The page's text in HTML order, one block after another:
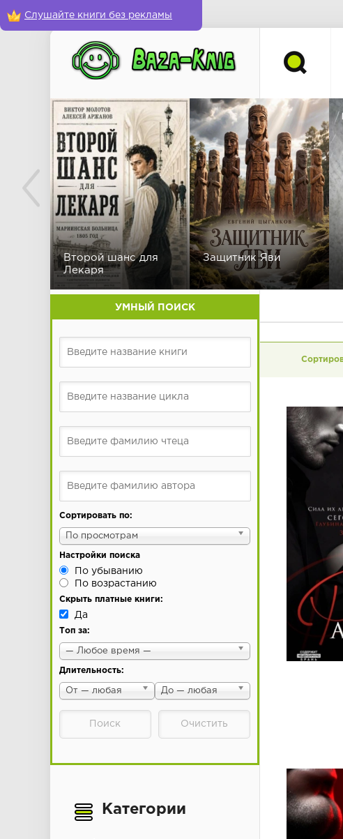
Слушайте книги без рекламы
Второй шанс для
Лекаря
Защитник Яви
УМНЫЙ ПОИСК
Сортировать по:
По просмотрам
Настройки поиска
По убыванию
По возрастанию
Скрыть платные книги:
Да
Топ за:
— Любое время —
Длительность:
От — любая До — любая
Категории